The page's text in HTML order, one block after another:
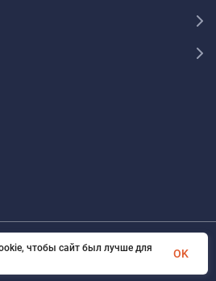
Все права защищены
чтобы сайт был лучше для
OK